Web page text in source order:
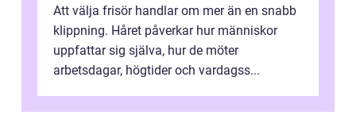
Att välja frisör handlar om mer än en snabb
klippning. Håret påverkar hur människor
uppfattar sig själva, hur de möter
arbetsdagar, högtider och vardagss...